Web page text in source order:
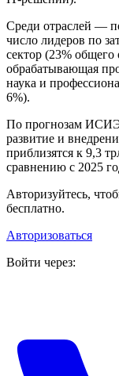
Среди отраслей —
число лидеров по
сектор (23%
обрабатывающая
наука и
6%).
По прогнозам
развитие и
приблизятся к 9,3
сравнению с 2025
Авторизуйтесь,
бесплатно.
Авторизоваться
Войти через: